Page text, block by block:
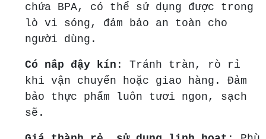
chứa BPA, có thể sử dụng được trong
lò vi sóng, đảm bảo an toàn cho
người dùng.
Có nắp đậy kín : Tránh tràn, rò rỉ
khi vận chuyển hoặc giao hàng. Đảm
bảo thực phẩm luôn tươi ngon, sạch
sẽ.